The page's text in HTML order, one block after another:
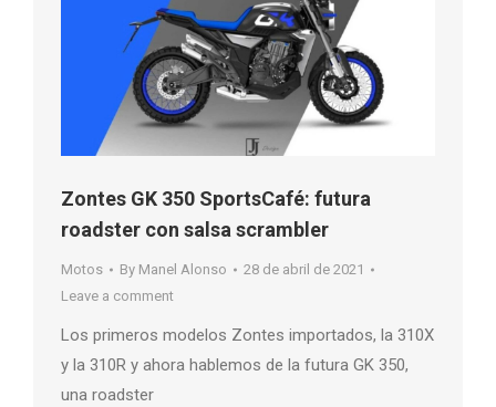
Zontes GK 350 SportsCafé: futura
roadster con salsa scrambler
Motos By Manel Alonso
28 de abril de 2021
Leave a comment
Los primeros modelos Zontes importados, la 310X
y la 310R y ahora hablemos de la futura GK 350,
una roadster